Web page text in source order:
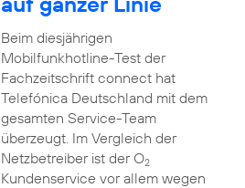
Beim diesjährigen
Mobilfunkhotline-Test der
Fachzeitschrift connect hat
Telefónica Deutschland mit dem
gesamten Service-Team
überzeugt. Im Vergleich der
Netzbetreiber ist der O2
Kundenservice vor allem wegen